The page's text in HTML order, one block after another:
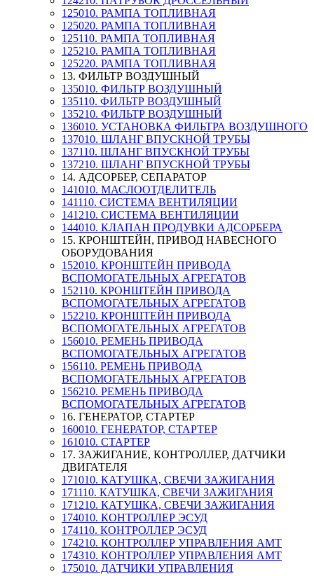
125010. РАМПА ТОПЛИВНАЯ
125020. РАМПА ТОПЛИВНАЯ
125110. РАМПА ТОПЛИВНАЯ
125210. РАМПА ТОПЛИВНАЯ
125220. РАМПА ТОПЛИВНАЯ
13. ФИЛЬТР ВОЗДУШНЫЙ
135010. ФИЛЬТР ВОЗДУШНЫЙ
135110. ФИЛЬТР ВОЗДУШНЫЙ
135210. ФИЛЬТР ВОЗДУШНЫЙ
136010. УСТАНОВКА ФИЛЬТРА ВОЗДУШНОГО
137010. ШЛАНГ ВПУСКНОЙ ТРУБЫ
137110. ШЛАНГ ВПУСКНОЙ ТРУБЫ
137210. ШЛАНГ ВПУСКНОЙ ТРУБЫ
14. АДСОРБЕР, СЕПАРАТОР
141010. МАСЛООТДЕЛИТЕЛЬ
141110. СИСТЕМА ВЕНТИЛЯЦИИ
141210. СИСТЕМА ВЕНТИЛЯЦИИ
144010. КЛАПАН ПРОДУВКИ АДСОРБЕРА
15. КРОНШТЕЙН, ПРИВОД НАВЕСНОГО
ОБОРУДОВАНИЯ
152010. КРОНШТЕЙН ПРИВОДА
ВСПОМОГАТЕЛЬНЫХ АГРЕГАТОВ
152110. КРОНШТЕЙН ПРИВОДА
ВСПОМОГАТЕЛЬНЫХ АГРЕГАТОВ
152210. КРОНШТЕЙН ПРИВОДА
ВСПОМОГАТЕЛЬНЫХ АГРЕГАТОВ
156010. РЕМЕНЬ ПРИВОДА
ВСПОМОГАТЕЛЬНЫХ АГРЕГАТОВ
156110. РЕМЕНЬ ПРИВОДА
ВСПОМОГАТЕЛЬНЫХ АГРЕГАТОВ
156210. РЕМЕНЬ ПРИВОДА
ВСПОМОГАТЕЛЬНЫХ АГРЕГАТОВ
16. ГЕНЕРАТОР, СТАРТЕР
160010. ГЕНЕРАТОР, СТАРТЕР
161010. СТАРТЕР
17. ЗАЖИГАНИЕ, КОНТРОЛЛЕР, ДАТЧИКИ
ДВИГАТЕЛЯ
171010. КАТУШКА, СВЕЧИ ЗАЖИГАНИЯ
171110. КАТУШКА, СВЕЧИ ЗАЖИГАНИЯ
171210. КАТУШКА, СВЕЧИ ЗАЖИГАНИЯ
174010. КОНТРОЛЛЕР ЭСУД
174110. КОНТРОЛЛЕР ЭСУД
174210. КОНТРОЛЛЕР УПРАВЛЕНИЯ АМТ
174310. КОНТРОЛЛЕР УПРАВЛЕНИЯ АМТ
175010. ДАТЧИКИ УПРАВЛЕНИЯ